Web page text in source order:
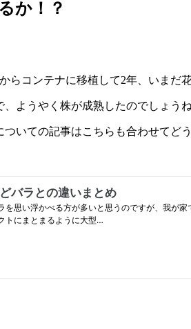
か！？
らコンテナに移植して2年、いまだ
ようやく株が成熟したのでしょう
いての記事はこちらも合わせてどう